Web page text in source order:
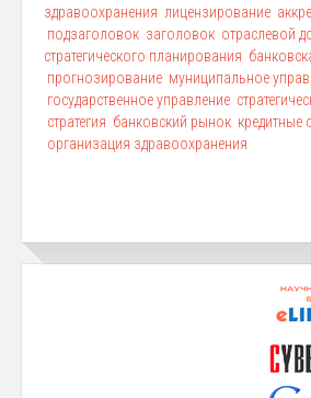
здравоохранения лицензирование
подзаголовок заголовок отраслевой
стратегического планирования
прогнозирование муниципальное
государственное управление
стратегия банковский рынок кредитные
организация здравоохранения